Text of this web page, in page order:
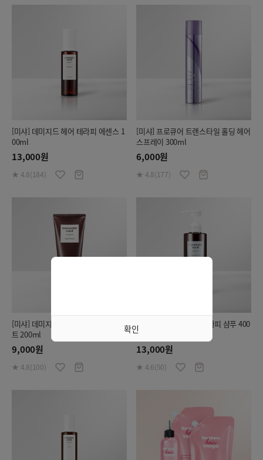
[미샤] 데미지드 헤어 테라피 에센스 1
00ml
13,000원
★ 4.8(184)
[미샤] 프로큐어 트랜스타일 홀딩 헤어
스프레이 300ml
6,000원
★ 4.8(177)
[미샤] 데미지드 헤어 테라피 트리트먼
트 200ml
9,000원
★ 4.8(100)
[미샤] 데미지드 헤어 테라피 샴푸 400
ml
13,000원
★ 4.6(50)
확인